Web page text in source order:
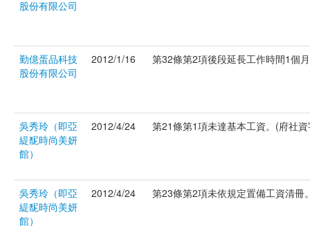
股份有限公司
勤億蛋品科技
股份有限公司
2012/1/16 第32條第2項後段延長工作時間1個
吳秀玲（即亞
緹馜時尚美妍
館）
2012/4/24 第21條第1項未達基本工資。(府社
吳秀玲（即亞
緹馜時尚美妍
館）
2012/4/24 第23條第2項未依規定置備工資清